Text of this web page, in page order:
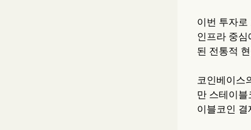
이번 투자
인프라 중
된 전통적
코인베이스
만 스테이
이블코인